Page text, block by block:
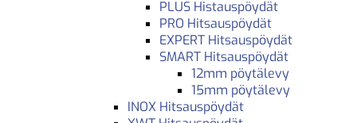
PLUS Histauspöydät
PRO Hitsauspöydät
EXPERT Hitsauspöydät
SMART Hitsauspöydät
12mm pöytälevy
15mm pöytälevy
INOX Hitsauspöydät